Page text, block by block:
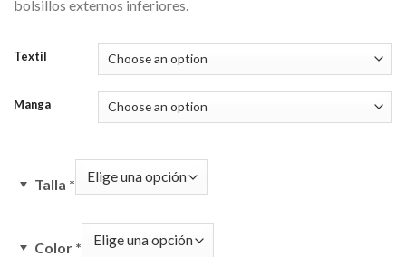
bolsillos externos inferiores.
Textil
Manga
Talla *
Color *